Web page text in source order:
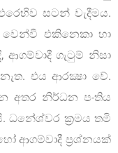
සටන් වැදීමය.
එකිනෙකා හා
ගැටුම් නිසා
එය ආරක්‍ෂා වේ.
අතර නිර්ධන පංතිය
ධනේශ්වර ක්‍රමය තමි
ආගම්වාදී ප්‍රශ්නයක්